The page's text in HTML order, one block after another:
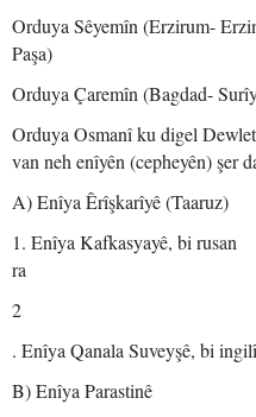
Orduya Sêyemîn (Erzirum-
Orduya Çaremîn (Bagdad-
Orduya Osmanî ku digel
van neh enîyên (cepheyên) şer
A) Enîya Êrîşkarîyê (Taaruz)
1. Enîya Kafkasyayê, bi rusan
2
. Enîya Qanala Suveyşê, bi
B) Enîya Parastinê